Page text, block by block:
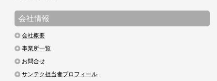
会社情報
会社概要
事業所一覧
お問合せ
サンテク担当者プロフィール